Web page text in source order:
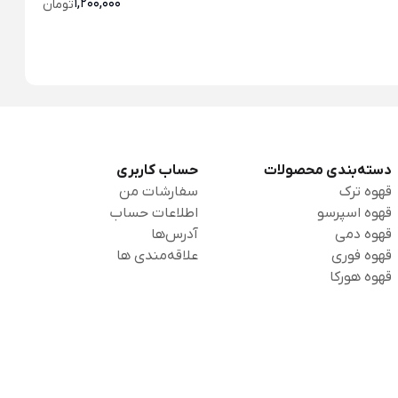
1,200,000تومان
دسته‌بندی محصولات
قهوه ترک
قهوه اسپرسو
قهوه دمی
قهوه فوری
قهوه هورکا
حساب کاربری
سفارشات من
اطلاعات حساب
آدرس‌ها
علاقه‌مندی ها